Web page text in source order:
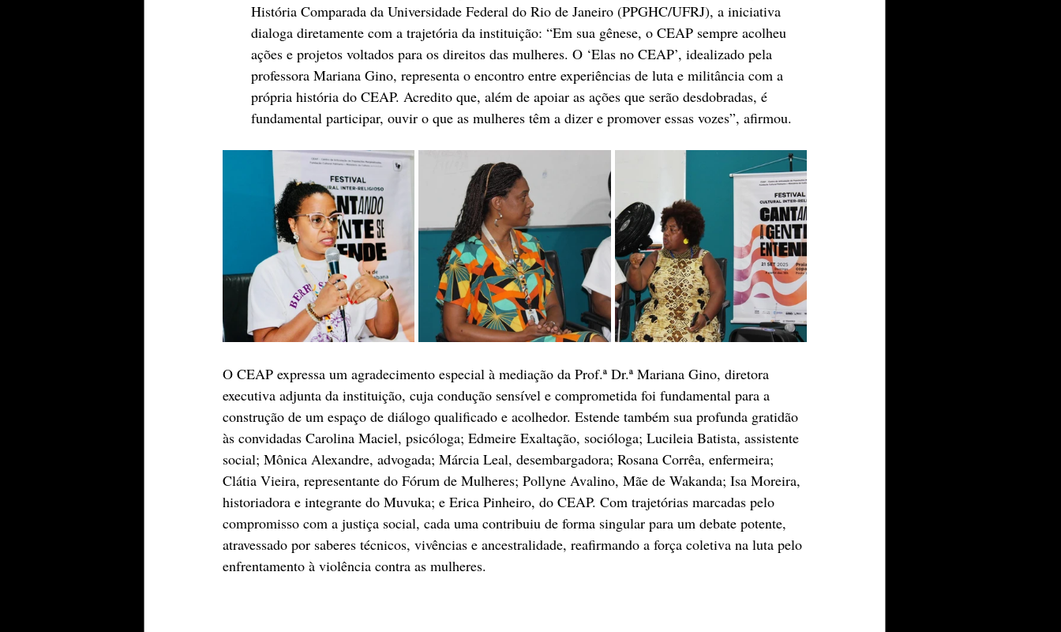
História Comparada da Universidade Federal do Rio de Janeiro (PPGHC/UFRJ), a iniciativa
dialoga diretamente com a trajetória da instituição: “Em sua gênese, o CEAP sempre acolheu
ações e projetos voltados para os direitos das mulheres. O ‘Elas no CEAP’, idealizado pela
professora Mariana Gino, representa o encontro entre experiências de luta e militância com a
própria história do CEAP. Acredito que, além de apoiar as ações que serão desdobradas, é
fundamental participar, ouvir o que as mulheres têm a dizer e promover essas vozes”, afirmou.
O CEAP expressa um agradecimento especial à mediação da Prof.ª Dr.ª Mariana Gino, diretora
executiva adjunta da instituição, cuja condução sensível e comprometida foi fundamental para a
construção de um espaço de diálogo qualificado e acolhedor. Estende também sua profunda gratidão
às convidadas Carolina Maciel, psicóloga; Edmeire Exaltação, socióloga; Lucileia Batista, assistente
social; Mônica Alexandre, advogada; Márcia Leal, desembargadora; Rosana Corrêa, enfermeira;
Clátia Vieira, representante do Fórum de Mulheres; Pollyne Avalino, Mãe de Wakanda; Isa Moreira,
historiadora e integrante do Muvuka; e Erica Pinheiro, do CEAP. Com trajetórias marcadas pelo
compromisso com a justiça social, cada uma contribuiu de forma singular para um debate potente,
atravessado por saberes técnicos, vivências e ancestralidade, reafirmando a força coletiva na luta pelo
enfrentamento à violência contra as mulheres.